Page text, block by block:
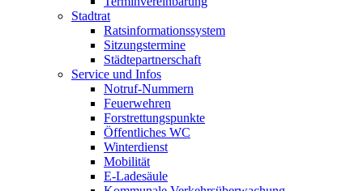
Stadtrat
Ratsinformationssystem
Sitzungstermine
Städtepartnerschaft
Service und Infos
Notruf-Nummern
Feuerwehren
Forstrettungspunkte
Öffentliches WC
Winterdienst
Mobilität
E-Ladesäule